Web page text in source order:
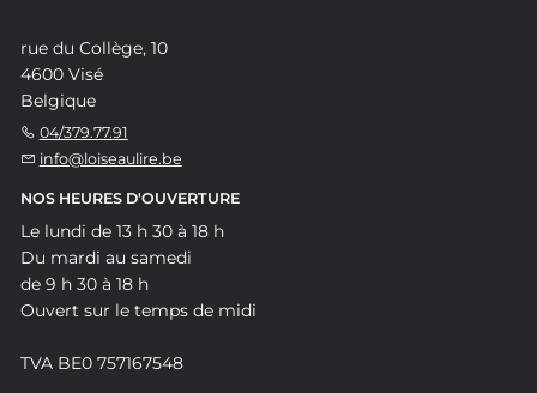
rue du Collège, 10
4600 Visé
Belgique
04/379.77.91
info@loiseaulire.be
NOS HEURES D'OUVERTURE
Le lundi de 13 h 30 à 18 h
Du mardi au samedi
de 9 h 30 à 18 h
Ouvert sur le temps de midi
TVA BE0 757167548